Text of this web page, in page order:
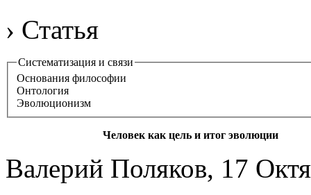
› Статья
Систематизация и связи
Основания философии
Онтология
Эволюционизм
Человек как цель и итог эволюции
Валерий Поляков, 17